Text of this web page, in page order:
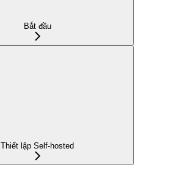
Bắt đầu
Thiết lập Self-hosted